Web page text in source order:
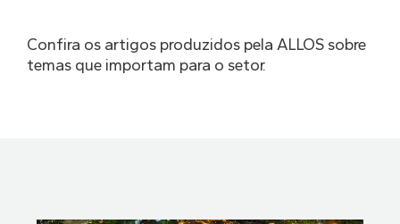
Confira os artigos produzidos pela ALLOS sobre
temas que importam para o setor.